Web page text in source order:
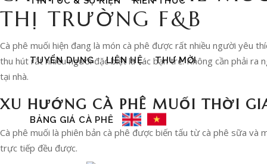
TUYỂN DỤNG LIÊN HỆ THƯ MỜI
BẢNG GIÁ CÀ PHÊ
THỊ TRƯỜNG F&B
Cà phê muối hiện đang là món cà phê được rất nhiều người yêu
thu hút rất nhiều người đặc biệt là các bạn trẻ. Không cần phải ra
tại nhà.
XU HƯỚNG CÀ PHÊ MUỐI THỜI
Cà phê muối là phiên bản cà phê được biến tấu từ cà phê sữa
trực tiếp đều được.